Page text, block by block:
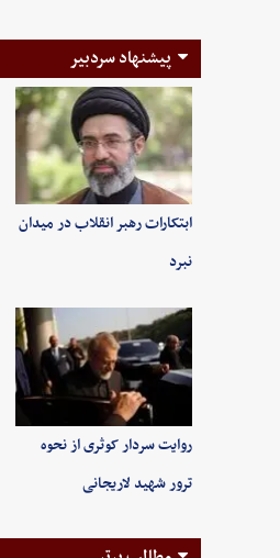
پیشنهاد سردبیر
ابتکارات رهبر انقلاب در میدان
نبرد
روایت سردار کوثری از نحوه
ترور شهید لاریجانی